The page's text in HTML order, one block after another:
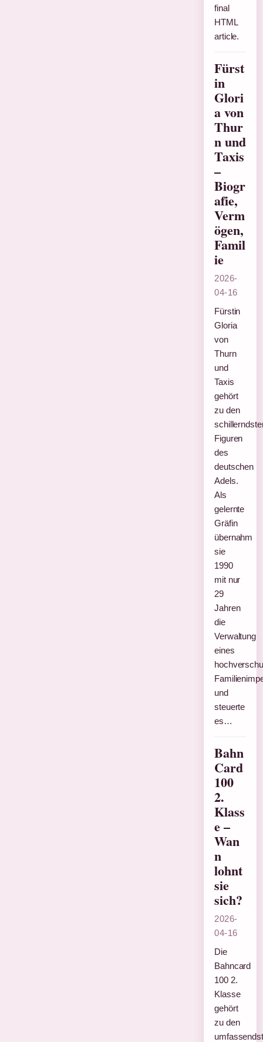
final
HTML
article.
Fürst
in
Glori
a von
Thur
n und
Taxis
–
Biogr
afie,
Verm
ögen,
Famil
ie
2026-
04-16
Fürstin
Gloria
von
Thurn
und
Taxis
gehört
zu den
Figuren
des
deutschen
Adels.
Als
gelernte
Gräfin
übernahm
sie
1990
mit nur
29
Jahren
die
Verwaltung
eines
und
steuerte
es…
Bahn
Card
100
2.
Klass
e –
Wan
n
lohnt
sie
sich?
2026-
04-16
Die
Bahncard
100 2.
Klasse
gehört
zu den